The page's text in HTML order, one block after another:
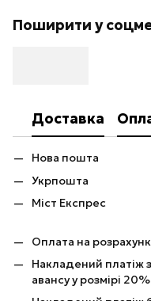
Поширити у
Доставка
Нова пошта
Укрпошта
Міст Експрес
Оплата на
Накладений платіж
авансу у розмірі